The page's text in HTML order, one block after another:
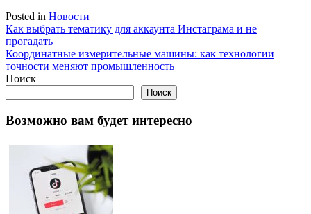
Posted in Новости
Навигация
по
записям
Как выбрать тематику для аккаунта Инстаграма и не
прогадать
Координатные измерительные машины: как технологии
точности меняют промышленность
Поиск
Поиск
Возможно вам будет интересно